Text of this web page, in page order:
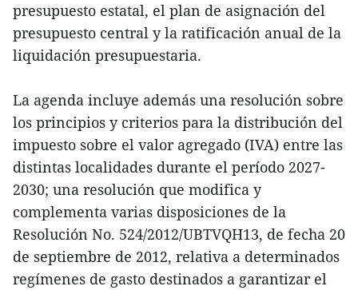
presupuesto estatal, el plan de asignación del
presupuesto central y la ratificación anual de la
liquidación presupuestaria.
La agenda incluye además una resolución sobre
los principios y criterios para la distribución del
impuesto sobre el valor agregado (IVA) entre las
distintas localidades durante el período 2027-
2030; una resolución que modifica y
complementa varias disposiciones de la
Resolución No. 524/2012/UBTVQH13, de fecha 20
de septiembre de 2012, relativa a determinados
regímenes de gasto destinados a garantizar el